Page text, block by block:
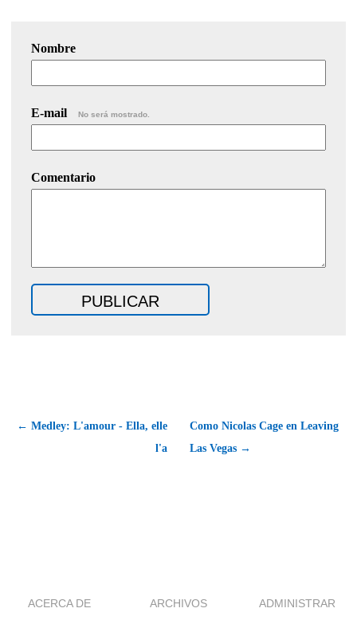
Nombre
E-mail No será mostrado.
Comentario
← Medley: L'amour - Ella, elle
l'a
Como Nicolas Cage en Leaving
Las Vegas →
ACERCA DE ARCHIVOS ADMINISTRAR